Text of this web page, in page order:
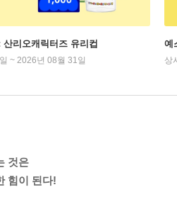
리오캐릭터즈 유리컵
~ 2026년 08월 31일
예
상
것은
힘이 된다!